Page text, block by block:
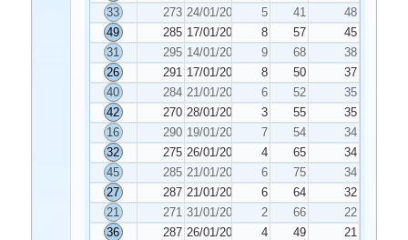
33
273 24/01/2026 5 41
48
49
285 17/01/2026 8 57
45
31
295 14/01/2026 9 68
38
26
291 17/01/2026 8 50
37
40
284 21/01/2026 6 52
35
42
270 28/01/2026 3 55
35
16
290 19/01/2026 7 54
34
32
275 26/01/2026 4 65
34
45
285 21/01/2026 6 75
34
27
287 21/01/2026 6 64
32
21
271 31/01/2026 2 66
22
36
287 26/01/2026 4 49
21